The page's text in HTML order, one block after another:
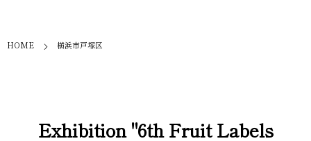
HOME 横浜市戸塚区
Exhibition "6th Fruit Labels